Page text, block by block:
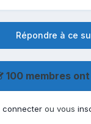
Répondre à ce
100 membres
connecterou vous